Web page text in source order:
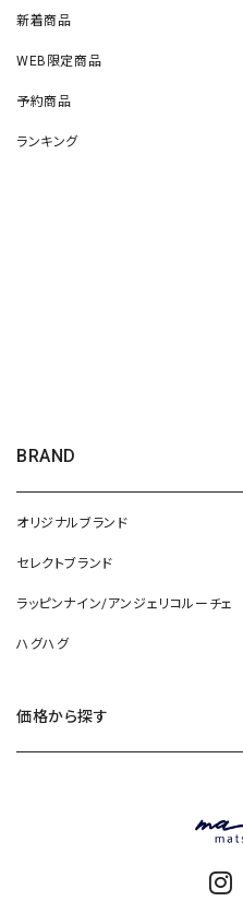
新着商品
WEB限定商品
予約商品
ランキング
BRAND
オリジナルブランド
セレクトブランド
ラッピンナイン/アンジェリコルーチェ
ハグハグ
価格から探す